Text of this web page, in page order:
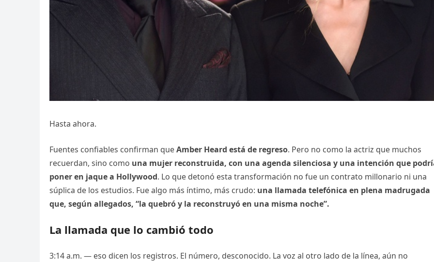
Hasta ahora.
Fuentes confiables confirman queAmber Heard está de regreso. Pero no como la actriz que muchos
recuerdan, sino como una mujer reconstruida, con una agenda silenciosa y una intención que
poner en jaque a Hollywood. Lo que detonó esta transformación no fue un contrato millonario ni una
súplica de los estudios. Fue algo más íntimo, más crudo: una llamada telefónica en plena madrugada
que, según allegados, “la quebró y la reconstruyó en una misma noche”.
La llamada que lo cambió todo
3:14 a.m. — eso dicen los registros. El número, desconocido. La voz al otro lado de la línea, aún no